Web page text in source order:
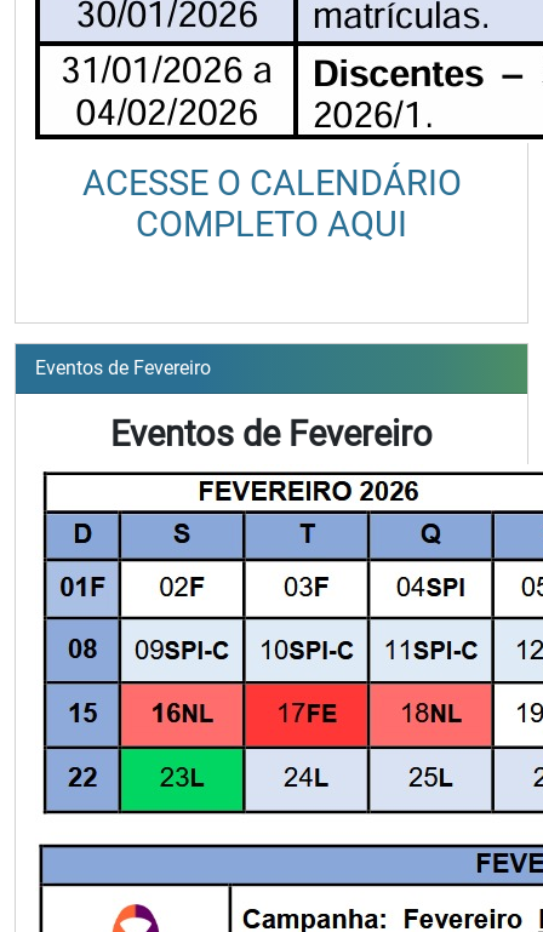
ACESSE O CALENDÁRIO
COMPLETO AQUI
Eventos de Fevereiro
Eventos de Fevereiro